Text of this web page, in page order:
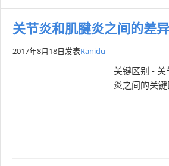
关节炎和肌腱炎之间的差异
2017年8月18日发表Ranidu
关键区别 -
炎之间的关